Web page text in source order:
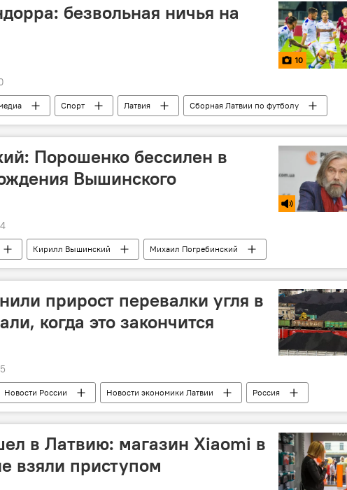
безвольная ничья на
10
Спорт Латвия
Сборная Латвии по футболу
Лига наций
Порошенко бессилен в
Вышинского
Кирилл Вышинский
Михаил Погребинский
прирост перевалки угля в
когда это закончится
Новости России Новости экономики Латвии
Россия
в Латвию: магазин Xiaomi в
взяли приступом